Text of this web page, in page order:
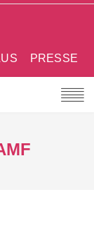
PRESSE